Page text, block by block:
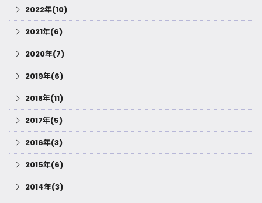
2022年(10)
2021年(6)
2020年(7)
2019年(6)
2018年(11)
2017年(5)
2016年(3)
2015年(6)
2014年(3)